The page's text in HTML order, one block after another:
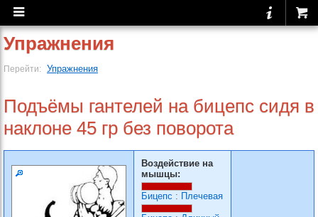
Упражнения
Перейти: Упражнения
Подъёмы гантелей на бицепс сидя в
наклоне 45 гр без поворота
Воздействие на
мышцы:
Бицепс : Плечевая